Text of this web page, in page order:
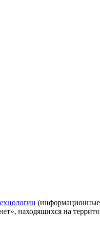
(информационные
находящихся на